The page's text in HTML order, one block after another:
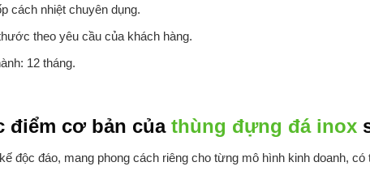
cách nhiệt chuyên dụng.
theo yêu cầu của khách hàng.
12 tháng.
điểm cơ bản của thùng đựng đá inox
độc đáo, mang phong cách riêng cho từng mô hình kinh doanh,